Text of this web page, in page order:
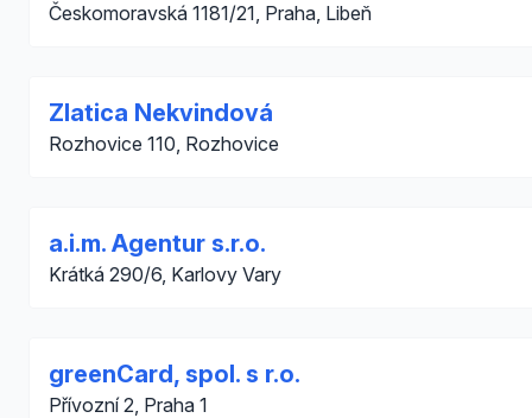
Českomoravská 1181/21, Praha, Libeň
Zlatica Nekvindová
Rozhovice 110, Rozhovice
a.i.m. Agentur s.r.o.
Krátká 290/6, Karlovy Vary
greenCard, spol. s r.o.
Přívozní 2, Praha 1